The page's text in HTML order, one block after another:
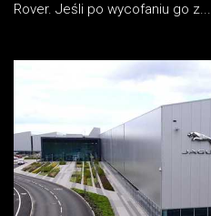
Rover. Jeśli po wycofaniu go z...